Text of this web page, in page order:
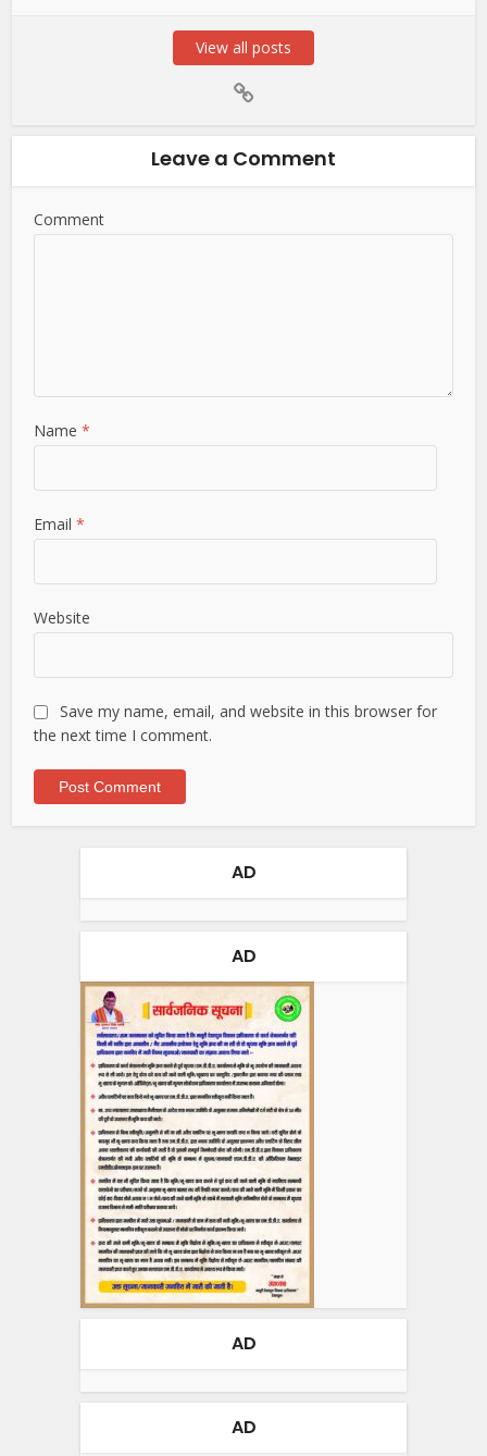
View all posts
Leave a Comment
Comment
Name*
Email*
Website
Save my name, email, and website in this browser for
the next time I comment.
AD
AD
AD
AD